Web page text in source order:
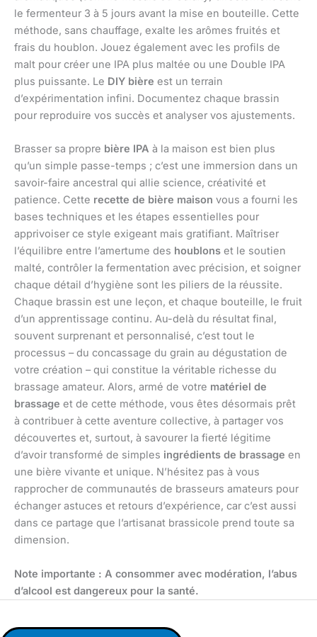
le fermenteur 3 à 5 jours avant la mise en bouteille. Cette
méthode, sans chauffage, exalte les arômes fruités et
frais du houblon. Jouez également avec les profils de
malt pour créer une IPA plus maltée ou une Double IPA
plus puissante. Le DIY bière est un terrain
d’expérimentation infini. Documentez chaque brassin
pour reproduire vos succès et analyser vos ajustements.
Brasser sa propre bière IPA à la maison est bien plus
qu’un simple passe-temps ; c’est une immersion dans un
savoir-faire ancestral qui allie science, créativité et
patience. Cette recette de bière maison vous a fourni les
bases techniques et les étapes essentielles pour
apprivoiser ce style exigeant mais gratifiant. Maîtriser
l’équilibre entre l’amertume des houblons et le soutien
malté, contrôler la fermentation avec précision, et soigner
chaque détail d’hygiène sont les piliers de la réussite.
Chaque brassin est une leçon, et chaque bouteille, le fruit
d’un apprentissage continu. Au-delà du résultat final,
souvent surprenant et personnalisé, c’est tout le
processus – du concassage du grain au dégustation de
votre création – qui constitue la véritable richesse du
brassage amateur. Alors, armé de votre matériel de
brassage et de cette méthode, vous êtes désormais prêt
à contribuer à cette aventure collective, à partager vos
découvertes et, surtout, à savourer la fierté légitime
d’avoir transformé de simples ingrédients de brassage en
une bière vivante et unique. N’hésitez pas à vous
rapprocher de communautés de brasseurs amateurs pour
échanger astuces et retours d’expérience, car c’est aussi
dans ce partage que l’artisanat brassicole prend toute sa
dimension.
Note importante : A consommer avec modération, l’abus
d’alcool est dangereux pour la santé.